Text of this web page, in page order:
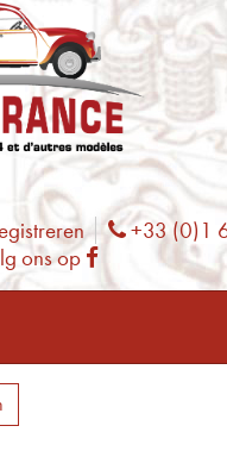
Phone
+33 (0)1
ons op Facebook